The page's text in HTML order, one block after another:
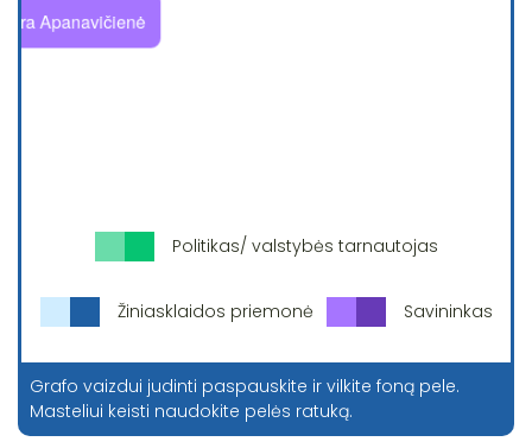
Politikas/ valstybės tarnautojas
Žiniasklaidos priemonė Savininkas
Grafo vaizdui judinti paspauskite ir vilkite foną pele.
Masteliui keisti naudokite pelės ratuką.